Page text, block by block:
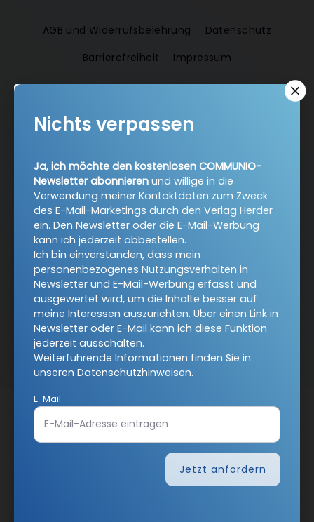
AGB und Widerrufsbelehrung
Datenschutz
Barrierefreiheit
Impressum
Nach oben
Nichts verpassen
Ja, ich möchte den kostenlosen COMMUNIO-
Newsletter abonnieren und willige in die
Verwendung meiner Kontaktdaten zum Zweck
des E-Mail-Marketings durch den Verlag Herder
ein. Den Newsletter oder die E-Mail-Werbung
kann ich jederzeit abbestellen.
Ich bin einverstanden, dass mein
personenbezogenes Nutzungsverhalten in
Newsletter und E-Mail-Werbung erfasst und
ausgewertet wird, um die Inhalte besser auf
meine Interessen auszurichten. Über einen Link in
Newsletter oder E-Mail kann ich diese Funktion
jederzeit ausschalten.
Weiterführende Informationen finden Sie in
unseren Datenschutzhinweisen.
E-Mail
Jetzt anfordern